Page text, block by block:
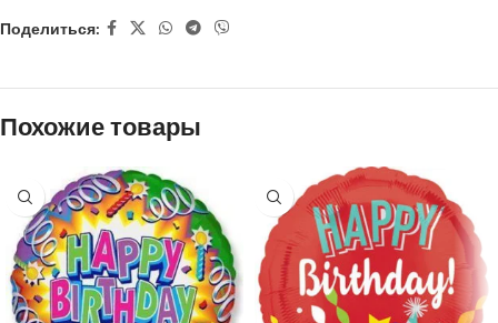
Поделиться:
Похожие товары